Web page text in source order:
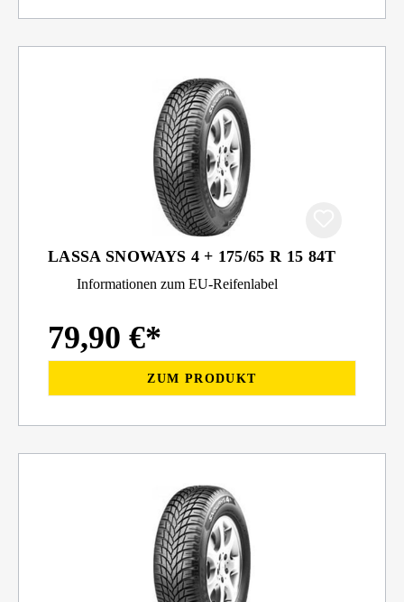
LASSA SNOWAYS 4 + 175/65 R 15 84T
Informationen zum EU-Reifenlabel
79,90 €*
ZUM PRODUKT